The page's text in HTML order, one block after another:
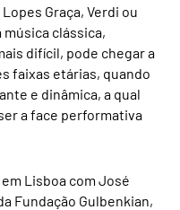
Graça, Verdi ou
clássica,
difícil, pode chegar a
faixas etárias, quando
e dinâmica, a qual
a face performativa
Lisboa com José
Fundação Gulbenkian,